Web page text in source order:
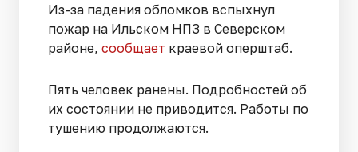
Из-за падения обломков вспыхнул
пожар на Ильском НПЗ в Северском
районе, сообщает краевой оперштаб.
Пять человек ранены. Подробностей об
их состоянии не приводится. Работы по
тушению продолжаются.